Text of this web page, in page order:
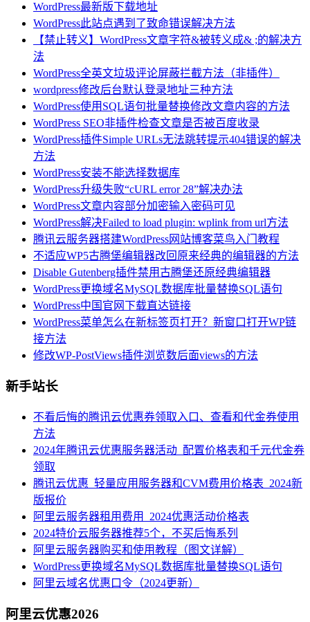
WordPress最新版下载地址
WordPress此站点遇到了致命错误解决方法
【禁止转义】WordPress文章字符&被转义成& ;的解决方
法
WordPress全英文垃圾评论屏蔽拦截方法（非插件）
wordpress修改后台默认登录地址三种方法
WordPress使用SQL语句批量替换修改文章内容的方法
WordPress SEO非插件检查文章是否被百度收录
WordPress插件Simple URLs无法跳转提示404错误的解决
方法
WordPress安装不能选择数据库
WordPress升级失败“cURL error 28”解决办法
WordPress文章内容部分加密输入密码可见
WordPress解决Failed to load plugin: wplink from url方法
腾讯云服务器搭建WordPress网站博客菜鸟入门教程
不适应WP5古腾堡编辑器改回原来经典的编辑器的方法
Disable Gutenberg插件禁用古腾堡还原经典编辑器
WordPress更换域名MySQL数据库批量替换SQL语句
WordPress中国官网下载直达链接
WordPress菜单怎么在新标签页打开？新窗口打开WP链
接方法
修改WP-PostViews插件浏览数后面views的方法
新手站长
不看后悔的腾讯云优惠券领取入口、查看和代金券使用
方法
2024年腾讯云优惠服务器活动_配置价格表和千元代金券
领取
腾讯云优惠_轻量应用服务器和CVM费用价格表_2024新
版报价
阿里云服务器租用费用_2024优惠活动价格表
2024特价云服务器推荐5个，不买后悔系列
阿里云服务器购买和使用教程（图文详解）
WordPress更换域名MySQL数据库批量替换SQL语句
阿里云域名优惠口令（2024更新）
阿里云优惠2026